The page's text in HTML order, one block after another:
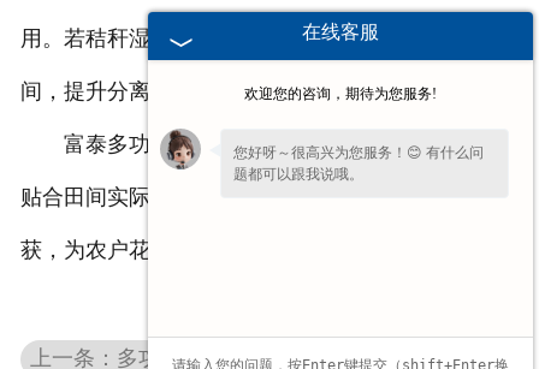
用。若秸秆湿度极高，可适当调慢转速，延长分离时
间，提升分离效果。
富泰多功能花生摘果机针对湿秸秆的适配设计，
贴合田间实际作业场景，无需担心阴雨天气无法收
获，为农户花生收获提供切实便利。
上一条：多功能花生摘果机怎么调转速？操作指南
在线客服
欢迎您的咨询，期待为您服务!
您好呀～很高兴为您服务！😊 有什么问
题都可以跟我说哦。